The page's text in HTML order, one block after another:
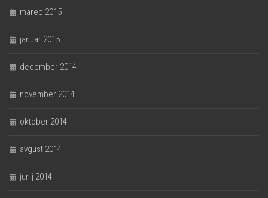
marec 2015
januar 2015
december 2014
november 2014
oktober 2014
avgust 2014
junij 2014